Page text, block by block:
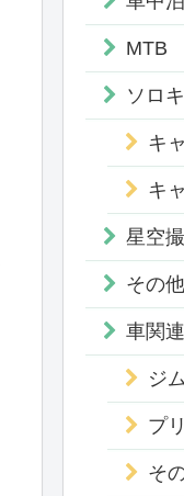
MTB
ソロ
キ
キ
星空
その
車関連
ジ
プ
そ